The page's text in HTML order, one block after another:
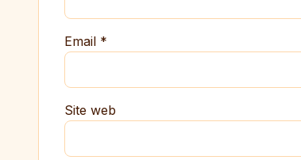
Email *
Site web